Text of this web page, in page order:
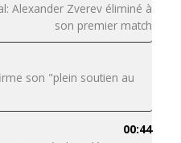
Alexander Zverev éliminé à
son premier match
son "plein soutien au
00:44